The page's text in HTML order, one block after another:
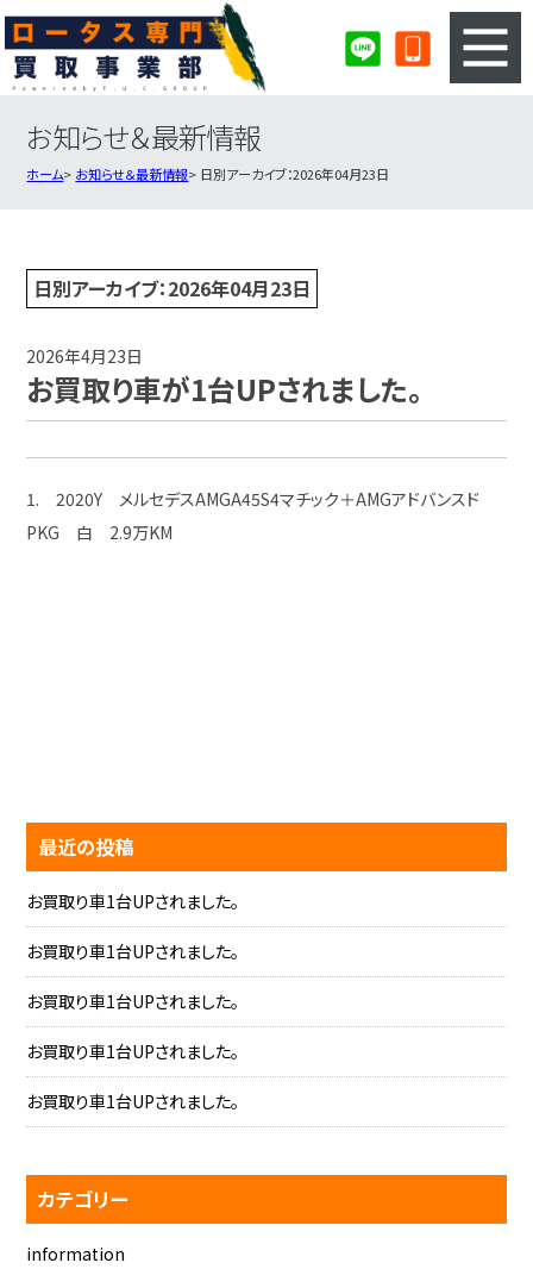
3ステップのカンタン査定
ロータス買取実績 会社概要・店舗紹介・MAP
お知らせ＆最新情報
ホーム お知らせ＆最新情報 日別アーカイブ：2026年04月23日
日別アーカイブ：2026年04月23日
2026年4月23日
お買取り車が1台UPされました。
1. 2020Y メルセデスAMGA45S4マチック＋AMGアドバンスド
PKG 白 2.9万KM
最近の投稿
お買取り車1台UPされました。
お買取り車1台UPされました。
お買取り車1台UPされました。
お買取り車1台UPされました。
お買取り車1台UPされました。
カテゴリー
information